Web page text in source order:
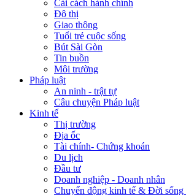
Cải cách hành chính
Đô thị
Giao thông
Tuổi trẻ cuộc sống
Bút Sài Gòn
Tin buồn
Môi trường
Pháp luật
An ninh - trật tự
Câu chuyện Pháp luật
Kinh tế
Thị trường
Địa ốc
Tài chính- Chứng khoán
Du lịch
Đầu tư
Doanh nghiệp - Doanh nhân
Chuyển động kinh tế & Đời sống